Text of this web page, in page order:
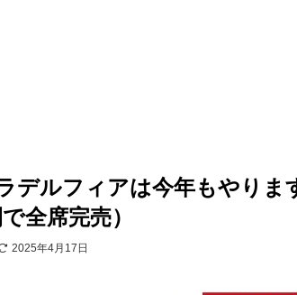
デルフィアは今年もやりま
全席完売）
2025年4月17日